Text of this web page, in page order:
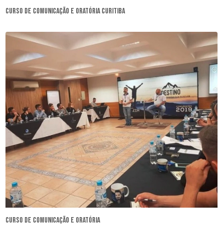
curso de comunicação e oratória Curitiba
curso de comunicação e oratória